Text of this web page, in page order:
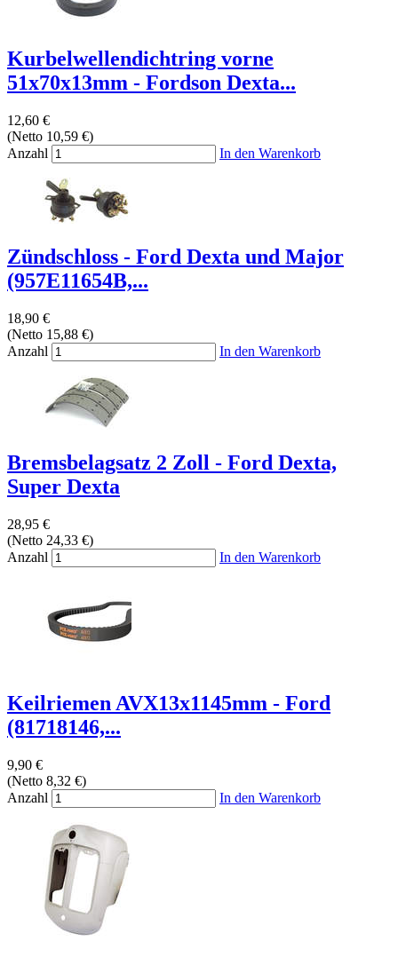
Kurbelwellendichtring vorne
51x70x13mm - Fordson Dexta...
12,60 €
(Netto 10,59 €)
Anzahl
In den Warenkorb
Zündschloss - Ford Dexta und Major
(957E11654B,...
18,90 €
(Netto 15,88 €)
Anzahl
In den Warenkorb
Bremsbelagsatz 2 Zoll - Ford Dexta,
Super Dexta
28,95 €
(Netto 24,33 €)
Anzahl
In den Warenkorb
Keilriemen AVX13x1145mm - Ford
(81718146,...
9,90 €
(Netto 8,32 €)
Anzahl
In den Warenkorb